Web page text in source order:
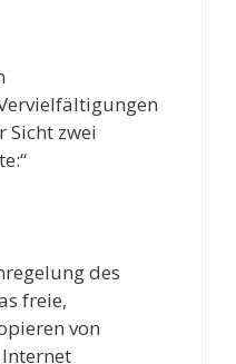
Sicht zwei
des
freie,
von